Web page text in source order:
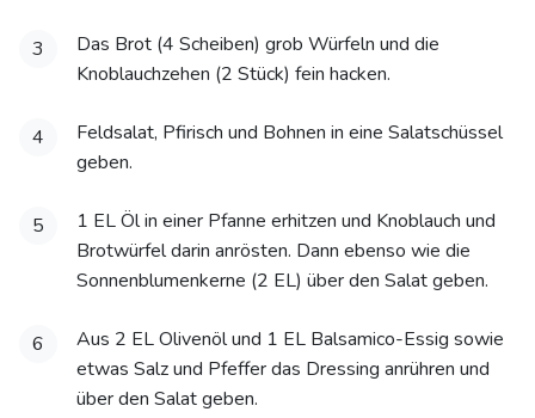
3
Das Brot (4 Scheiben) grob Würfeln und die
Knoblauchzehen (2 Stück) fein hacken.
4
Feldsalat, Pfirisch und Bohnen in eine Salatschüssel
geben.
5
1 EL Öl in einer Pfanne erhitzen und Knoblauch und
Brotwürfel darin anrösten. Dann ebenso wie die
Sonnenblumenkerne (2 EL) über den Salat geben.
6
Aus 2 EL Olivenöl und 1 EL Balsamico-Essig sowie
etwas Salz und Pfeffer das Dressing anrühren und
über den Salat geben.